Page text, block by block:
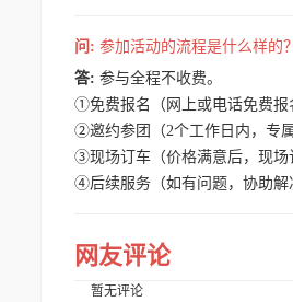
问: 参加活动的流程是什么样的
答: 参与全程不收费。
①免费报名（网上或电话免费报
②邀约参团（2个工作日内，专
③现场订车（价格满意后，现场
④后续服务（如有问题，协助解
网友评论
暂无评论